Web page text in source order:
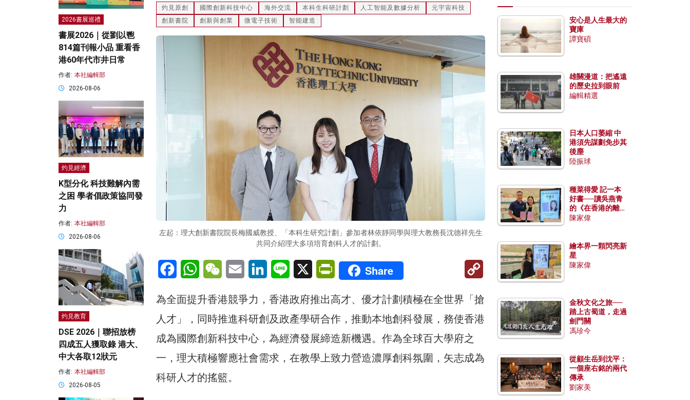
灼見原創 國際創新科技中心 海外交流 本科生科研計劃 人工智能及數據分析
元宇宙科技
創新書院
創新與創業 微電子技術 智能建造
左起：理大創新書院院長梅國威教授、「本科生研究計劃」參加者林依靜同學與理大教務長沈德祥先生
共同介紹理大多項培育創科人才的計劃。
FacebookWhatsAppWeChatEmail LinkedInLine X PrintFriendly
Share
Copy
為全面提升香港競爭力，香港政府推出高才、優才計劃積極在全世界「搶
人才」，同時推進科研創及政產學研合作，推動本地創科發展，務使香港
成為國際創新科技中心，為經濟發展締造新機遇。作為全球百大學府之
一，理大積極響應社會需求，在教學上致力營造濃厚創科氛圍，矢志成為
科研人才的搖籃。
2026書展巡禮
書展2026｜從劉以鬯
814篇刊報小品 重看香
港60年代市井日常
作者: 本社編輯部
2026-08-06
灼見經濟
K型分化 科技難解內需
之困 學者倡政策協同發
力
作者: 本社編輯部
2026-08-06
灼見教育
DSE 2026｜聯招放榜
四成五人獲取錄 港大、
中大各取12狀元
作者: 本社編輯部
2026-08-05
安心是人生最大的
寶庫
譚寶碩
雄關漫道：把遙遠
的歷史拉到眼前
編輯精選
日本人口萎縮 中
港須先謀劃免步其
後塵
陸振球
種菜得愛 記一本
好書──讀吳燕青
的《在香港的離島
種菜》
陳家偉
繪本界一顆閃亮新
星
陳家偉
金秋文化之旅──
踏上古蜀道，走過
劍門關
馮珍今
從顧生岳到沈平：
一個座右銘的兩代
傳承
劉家美